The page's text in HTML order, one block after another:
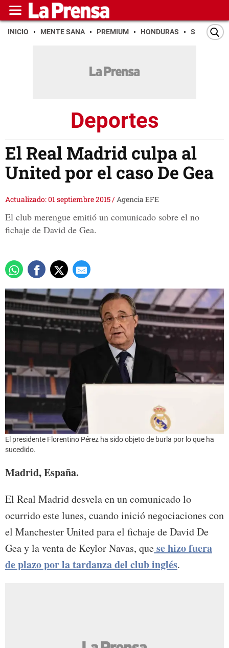
INICIO MENTE SANA PREMIUM HONDURAS SAN PEDRO
Deportes
El Real Madrid culpa al
United por el caso De Gea
Actualizado: 01 septiembre 2015/Agencia EFE
El club merengue emitió un comunicado sobre el no
fichaje de David de Gea.
El presidente Florentino Pérez ha sido objeto de burla por lo que ha
sucedido.
Madrid, España.
El Real Madrid desvela en un comunicado lo
ocurrido este lunes, cuando inició negociaciones con
el Manchester United para el fichaje de David De
Gea y la venta de Keylor Navas, quese hizo fuera
de plazo por la tardanza del club inglés.